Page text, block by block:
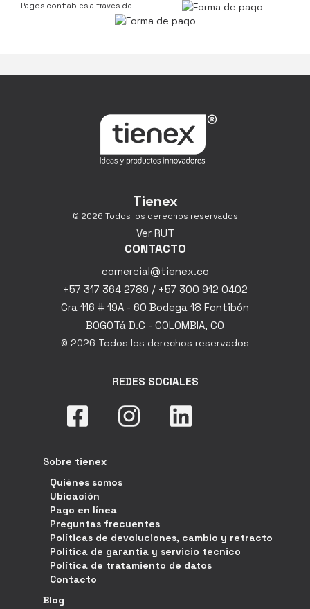
Pagos confiables a través de
Tienex
© 2026 Todos los derechos reservados
Ver RUT
CONTACTO
comercial@tienex.co
+57 317 364 2789 / +57 300 912 0402
Cra 116 # 19A - 60 Bodega 18 Fontibón
BOGOTá D.C - COLOMBIA, CO
© 2026 Todos los derechos reservados
REDES SOCIALES
Sobre tienex
Quiénes somos
Ubicación
Pago en línea
Preguntas frecuentes
Políticas de devoluciones, cambio y retracto
Politica de garantia y servicio tecnico
Política de tratamiento de datos
Contacto
Blog